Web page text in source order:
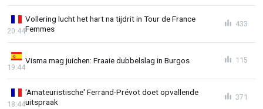
Vollering lucht het hart na tijdrit in Tour de France
Femmes
20:44
433
Visma mag juichen: Fraaie dubbelslag in Burgos
19:44
115
'Amateuristische' Ferrand-Prévot doet opvallende
uitspraak
18:44
371